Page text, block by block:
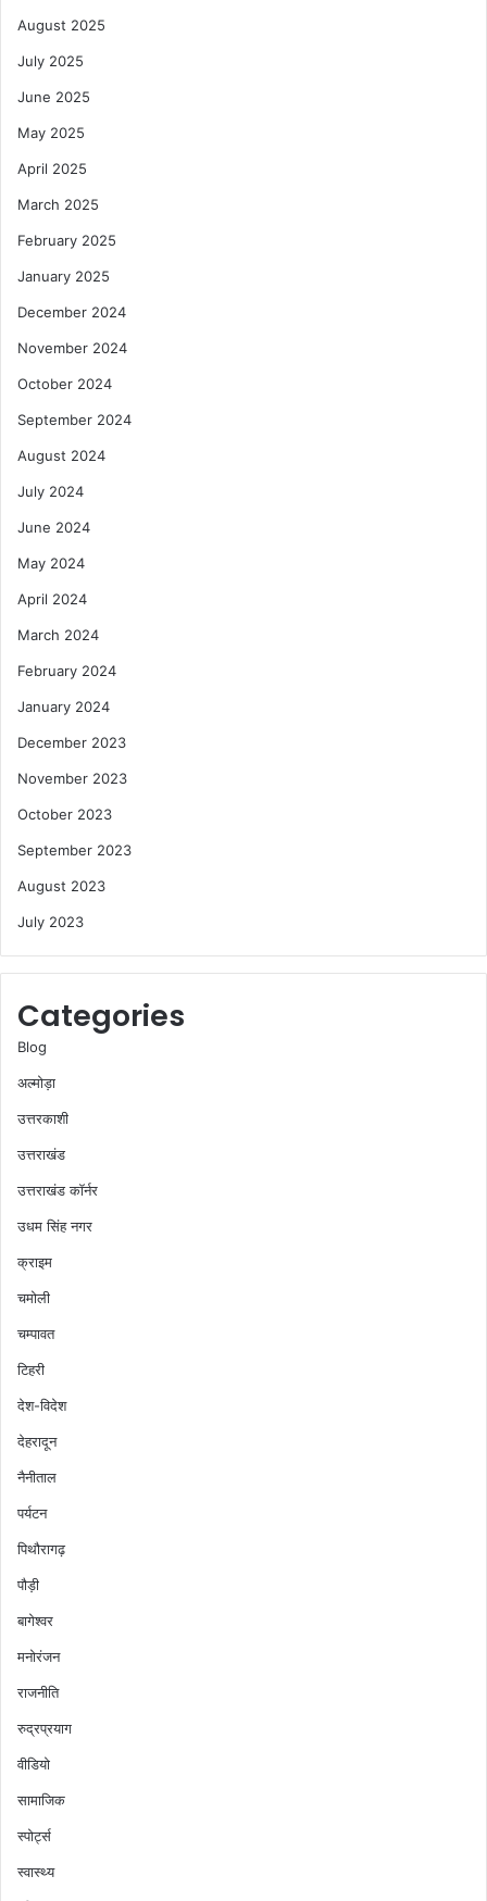
August 2025
July 2025
June 2025
May 2025
April 2025
March 2025
February 2025
January 2025
December 2024
November 2024
October 2024
September 2024
August 2024
July 2024
June 2024
May 2024
April 2024
March 2024
February 2024
January 2024
December 2023
November 2023
October 2023
September 2023
August 2023
July 2023
Categories
Blog
अल्मोड़ा
उत्तरकाशी
उत्तराखंड
उत्तराखंड कॉर्नर
उधम सिंह नगर
क्राइम
चमोली
चम्पावत
टिहरी
देश-विदेश
देहरादून
नैनीताल
पर्यटन
पिथौरागढ़
पौड़ी
बागेश्वर
मनोरंजन
राजनीति
रुद्रप्रयाग
वीडियो
सामाजिक
स्पोर्ट्स
स्वास्थ्य